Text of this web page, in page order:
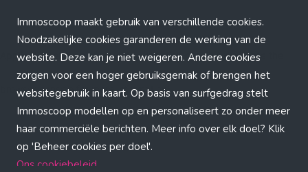
Immoscoop maakt gebruik van verschillende cookies.
Noodzakelijke cookies garanderen de werking van de
website. Deze kan je niet weigeren. Andere cookies
zorgen voor een hoger gebruiksgemak of brengen het
websitegebruik in kaart. Op basis van surfgedrag stelt
Immoscoop modellen op en personaliseert zo onder meer
haar commerciële berichten. Meer info over elk doel? Klik
op 'Beheer cookies per doel'.
Ons cookiebeleid
Application error: a client-side exception has occurred (see the
browser console for more information)